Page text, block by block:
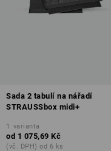
Sada 2 tabulí na nářadí
STRAUSSbox midi+
1 varianta
od 1 075,69 Kč
(vč. DPH) od 6 ks